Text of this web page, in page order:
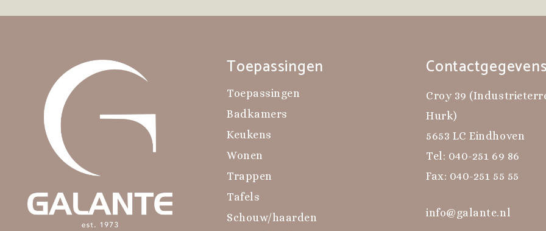
Toepassingen
Toepassingen
Badkamers
Keukens
Wonen
Trappen
Tafels
Schouw/haarden
Croy 39
Hurk)
5653 LC Eindhoven
Tel: 040-251 69 86
Fax: 040-251 55 55
info@galante.nl